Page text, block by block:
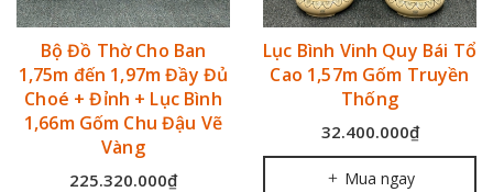
Bộ Đồ Thờ Cho Ban
1,75m đến 1,97m Đầy Đủ
Choé + Đỉnh + Lục Bình
1,66m Gốm Chu Đậu Vẽ
Vàng
225.320.000₫
Lục Bình Vinh Quy Bái Tổ
Cao 1,57m Gốm Truyền
Thống
32.400.000₫
Mua ngay